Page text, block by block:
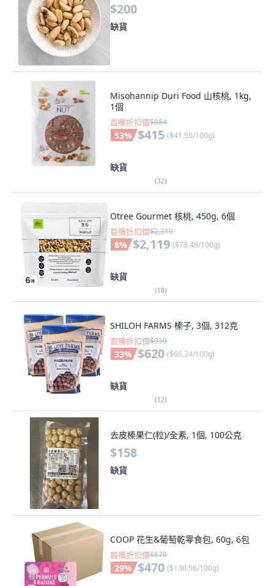
$200
缺貨
Misohannip Duri Food 山核桃, 1kg,
1個
首購折扣價$884
53% $415 ($41.50/100g)
缺貨
(32)
Otree Gourmet 核桃, 450g, 6個
首購折扣價$2,319
8% $2,119 ($78.48/100g)
缺貨
(18)
SHILOH FARMS 榛子, 3個, 312克
首購折扣價$930
33% $620 ($66.24/100g)
缺貨
(12)
去皮榛果仁(粒)/全素, 1個, 100公克
$158
缺貨
COOP 花生&葡萄乾零食包, 60g, 6包
首購折扣價$670
29% $470 ($130.56/100g)